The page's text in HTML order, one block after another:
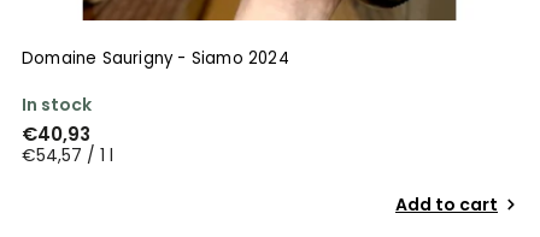
Domaine Saurigny - Siamo 2024
In stock
€40,93
€54,57 / 1 l
Add to cart